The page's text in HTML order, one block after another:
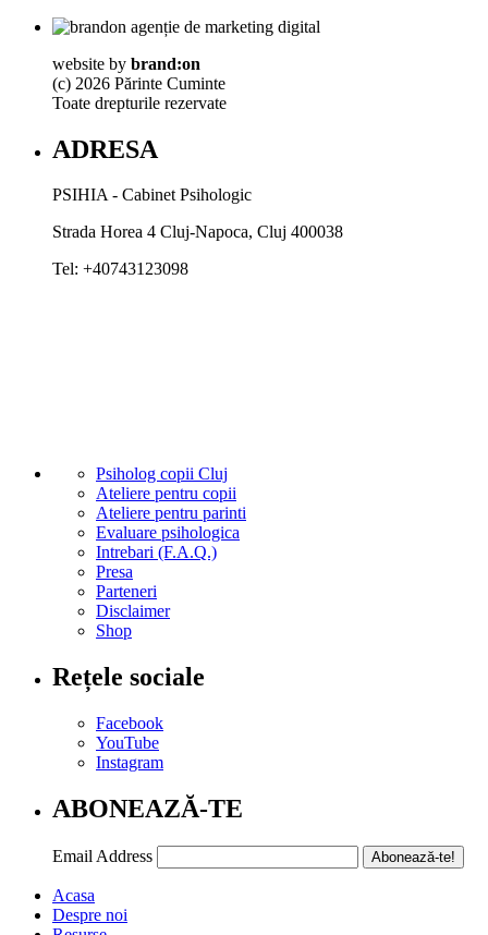
website by brand:on
(c) 2026 Părinte Cuminte
Toate drepturile rezervate
ADRESA
PSIHIA - Cabinet Psihologic
Strada Horea 4 Cluj-Napoca, Cluj 400038
Tel: +40743123098
Psiholog copii Cluj
Ateliere pentru copii
Ateliere pentru parinti
Evaluare psihologica
Intrebari (F.A.Q.)
Presa
Parteneri
Disclaimer
Shop
Rețele sociale
Facebook
YouTube
Instagram
ABONEAZĂ-TE
Email Address Abonează-te!
Acasa
Despre noi